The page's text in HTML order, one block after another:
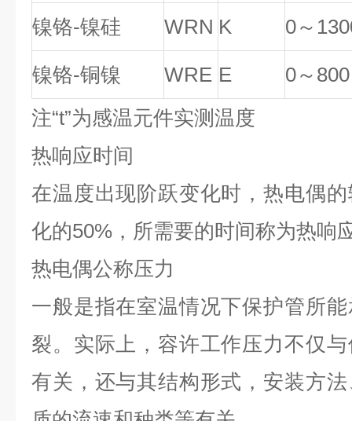
镍铬-镍硅 WRN K 0～
镍铬-铜镍 WRE E 0～800
注“t”为感温元件实测温度
热响应时间
在温度出现阶跃变化时，热电偶
化的50%，所需要的时间称为热响
热电偶公称压力
一般是指在室温情况下保护管所
裂。实际上，容许工作压力不仅
有关，还与其结构形式，安装方